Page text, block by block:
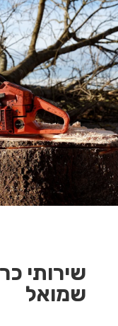
שירותי
שמואל